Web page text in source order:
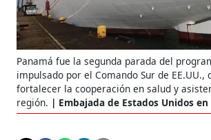
Panamá fue la segunda parada del
impulsado por el Comando Sur de EE.UU.,
fortalecer la cooperación en salud y
región.
Embajada de Estados Unidos